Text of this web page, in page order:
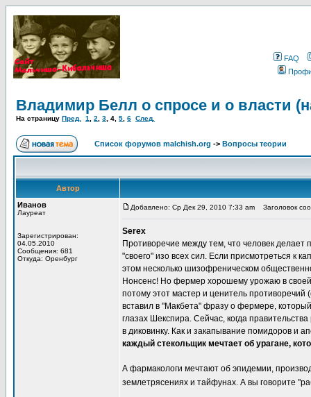
FAQ
Владимир Белл о спросе и о власти
На страницу Пред. 1 2 3 4 5 6 След.
Список форумов malchish.org -> Вопросы теории
Автор
Иванов
Лауреат
Зарегистрирован:
04.05.2010
Сообщения: 681
Откуда: Оренбург
Добавлено: Ср Дек 29, 2010 7:33 am Заголовок
Serex
Противоречие между тем, что человек делает
"своего" изо всех сил. Если присмотреться к
этом несколько шизофреническом
Нонсенс! Но фермер хорошему урожаю в
потому этот мастер и ценитель
вставил в "Макбета" фразу о фермере,
глазах Шекспира. Сейчас, когда
в диковинку. Как и закапывание помидоров и
каждый стекольщик мечтает об урагане,
А фармакологи мечтают об эпидемии,
землетрясениях и тайфунах. А вы говорите